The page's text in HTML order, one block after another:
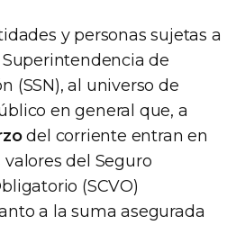
y personas sujetas a
de
(SSN), al universo de
en general que, a
del corriente entran en
del Seguro
(SCVO)
a la suma asegurada